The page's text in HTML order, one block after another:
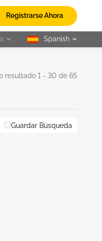
Registrarse Ahora
selected
Spanish
resultado 1 - 30 de 65
Guardar Búsqueda